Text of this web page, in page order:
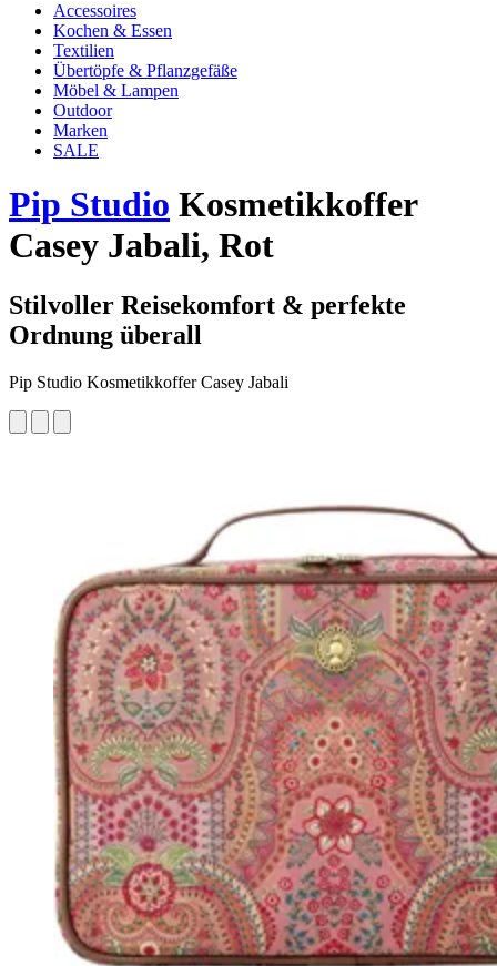
Accessoires
Kochen & Essen
Textilien
Übertöpfe & Pflanzgefäße
Möbel & Lampen
Outdoor
Marken
SALE
Pip Studio Kosmetikkoffer
Casey Jabali, Rot
Stilvoller Reisekomfort & perfekte
Ordnung überall
Pip Studio Kosmetikkoffer Casey Jabali